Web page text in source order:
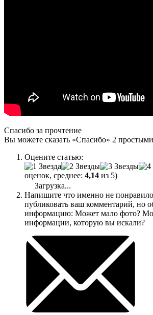
Спасибо за прочтение
Вы можете сказать «Спасибо» 2
Оцените статью:
оценок, среднее: 4,14 из 5)
Загрузка...
Напишите что именно не
публиковать ваш комментарий, но
информацию: Может мало фото?
информации, которую вы искали?